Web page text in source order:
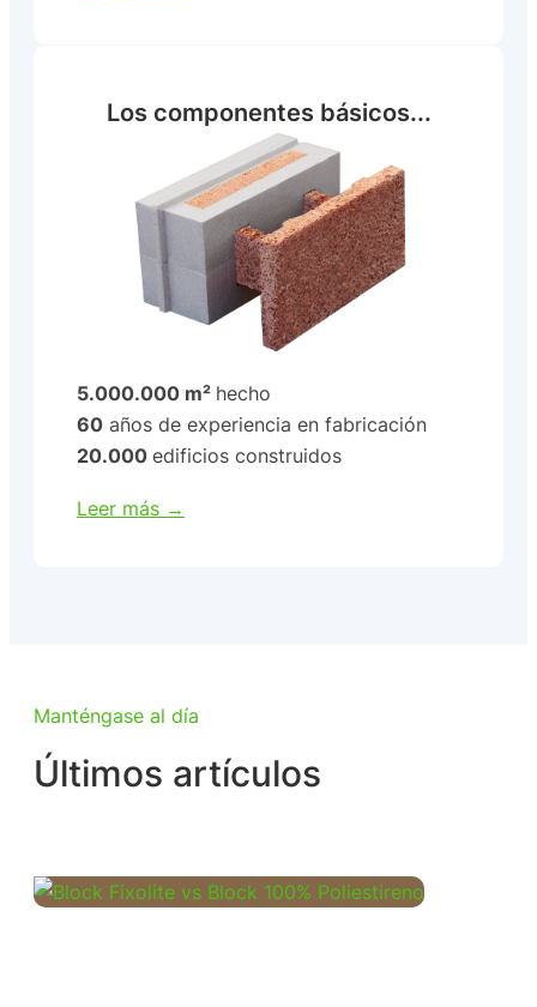
Los componentes básicos...
5.000.000 m² hecho
60 años de experiencia en fabricación
20.000edificios construidos
Leer más →
Manténgase al día
Últimos artículos